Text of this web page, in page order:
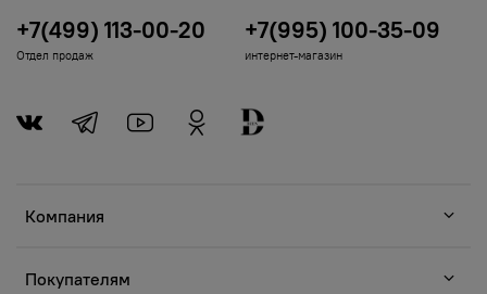
Компания
Покупателям
+7(499) 113-00-20
Отдел продаж
+7(995) 100-35-09
интернет-магазин